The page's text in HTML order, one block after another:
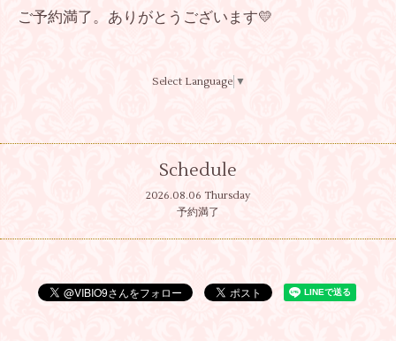
ご予約満了。ありがとうございます💛
Select Language ▼
Schedule
2026.08.06 Thursday
予約満了